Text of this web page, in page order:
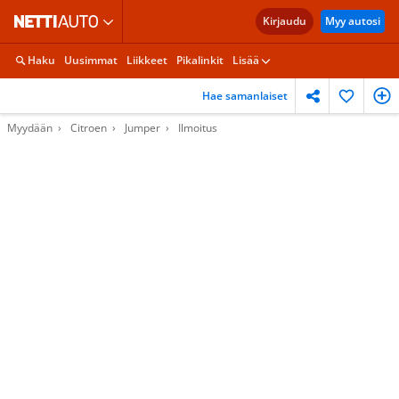
Kirjaudu Myy autosi
Haku Uusimmat Liikkeet Pikalinkit Lisää
Hae samanlaiset
Myydään Citroen Jumper Ilmoitus